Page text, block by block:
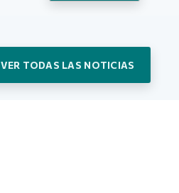
VER TODAS LAS NOTICIAS